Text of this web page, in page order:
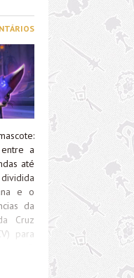
a
até
e o
da
Cruz
para